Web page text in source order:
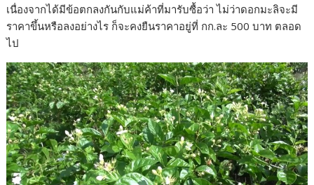
เนื่องจากได้มีข้อตกลงกันกับแม่ค้าที่มารับซื้อว่า ไม่ว่าดอกมะลิจะมี
ราคาขึ้นหรือลงอย่างไร ก็จะคงยืนราคาอยู่ที่ กก.ละ 500 บาท ตลอด
ไป